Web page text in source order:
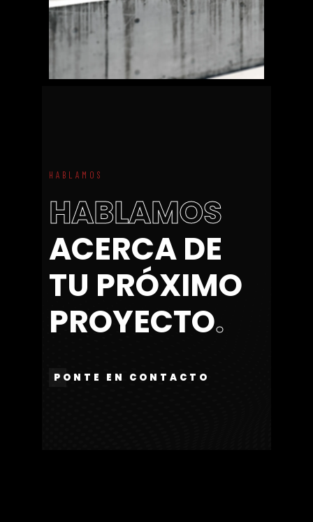
HABLAMOS
HABLAMOS
ACERCADE
TU PRÓXIMO
PROYECTO.
PONTE EN CONTACTO